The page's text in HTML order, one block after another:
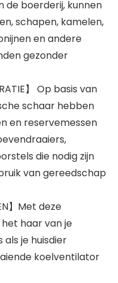
de boerderij, kunnen
schapen, kamelen,
en andere
gezonder
】 Op basis van
schaar hebben
en reservemessen
die nodig zijn
van gereedschap
】Met deze
haar van je
als je huisdier
koelventilator